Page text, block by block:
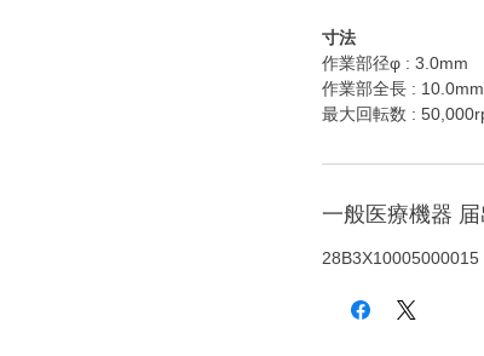
寸法
作業部径φ : 3.0mm
作業部全長 : 10.0mm
最大回転数 :
一般医療機器
28B3X10005000015